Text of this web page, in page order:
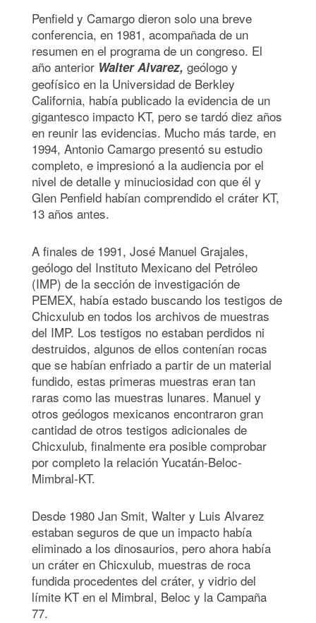
Penfield y Camargo dieron solo una breve
conferencia, en 1981, acompañada de un
resumen en el programa de un congreso. El
año anterior Walter Alvarez, geólogo y
geofísico en la Universidad de Berkley
California, había publicado la evidencia de un
gigantesco impacto KT, pero se tardó diez años
en reunir las evidencias. Mucho más tarde, en
1994, Antonio Camargo presentó su estudio
completo, e impresionó a la audiencia por el
nivel de detalle y minuciosidad con que él y
Glen Penfield habían comprendido el cráter KT,
13 años antes.
A finales de 1991, José Manuel Grajales,
geólogo del Instituto Mexicano del Petróleo
(IMP) de la sección de investigación de
PEMEX, había estado buscando los testigos de
Chicxulub en todos los archivos de muestras
del IMP. Los testigos no estaban perdidos ni
destruidos, algunos de ellos contenían rocas
que se habían enfriado a partir de un material
fundido, estas primeras muestras eran tan
raras como las muestras lunares. Manuel y
otros geólogos mexicanos encontraron gran
cantidad de otros testigos adicionales de
Chicxulub, finalmente era posible comprobar
por completo la relación Yucatán-Beloc-
Mimbral-KT.
Desde 1980 Jan Smit, Walter y Luis Alvarez
estaban seguros de que un impacto había
eliminado a los dinosaurios, pero ahora había
un cráter en Chicxulub, muestras de roca
fundida procedentes del cráter, y vidrio del
límite KT en el Mimbral, Beloc y la Campaña
77.